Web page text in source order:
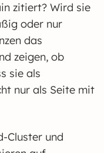
zitiert? Wird sie
oder nur
das
zeigen, ob
sie als
nur als Seite mit
Cluster und